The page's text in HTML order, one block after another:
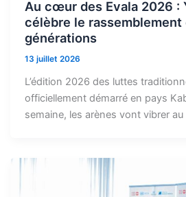
Au cœur des Evala 2026 :
célèbre le rassemblement
générations
13 juillet 2026
L’édition 2026 des luttes
officiellement démarré en pays
semaine, les arènes vont vibrer